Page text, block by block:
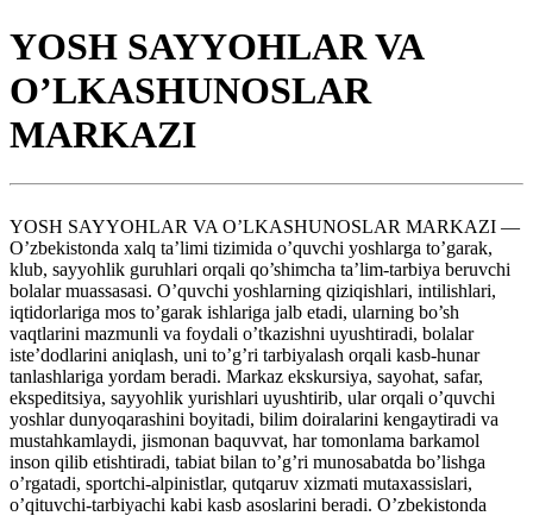
YOSH SAYYOHLAR VA
O’LKASHUNOSLAR
MARKAZI
YOSH SAYYOHLAR VA O’LKASHUNOSLAR MARKAZI —
O’zbekistonda xalq ta’limi tizimida o’quvchi yoshlarga to’garak,
klub, sayyohlik guruhlari orqali qo’shimcha ta’lim-tarbiya beruvchi
bolalar muassasasi. O’quvchi yoshlarning qiziqishlari, intilishlari,
iqtidorlariga mos to’garak ishlariga jalb etadi, ularning bo’sh
vaqtlarini mazmunli va foydali o’tkazishni uyushtiradi, bolalar
iste’dodlarini aniqlash, uni to’g’ri tarbiyalash orqali kasb-hunar
tanlashlariga yordam beradi. Markaz ekskursiya, sayohat, safar,
ekspeditsiya, sayyohlik yurishlari uyushtirib, ular orqali o’quvchi
yoshlar dunyoqarashini boyitadi, bilim doiralarini kengaytiradi va
mustahkamlaydi, jismonan baquvvat, har tomonlama barkamol
inson qilib etishtiradi, tabiat bilan to’g’ri munosabatda bo’lishga
o’rgatadi, sportchi-alpinistlar, qutqaruv xizmati mutaxassislari,
o’qituvchi-tarbiyachi kabi kasb asoslarini beradi. O’zbekistonda